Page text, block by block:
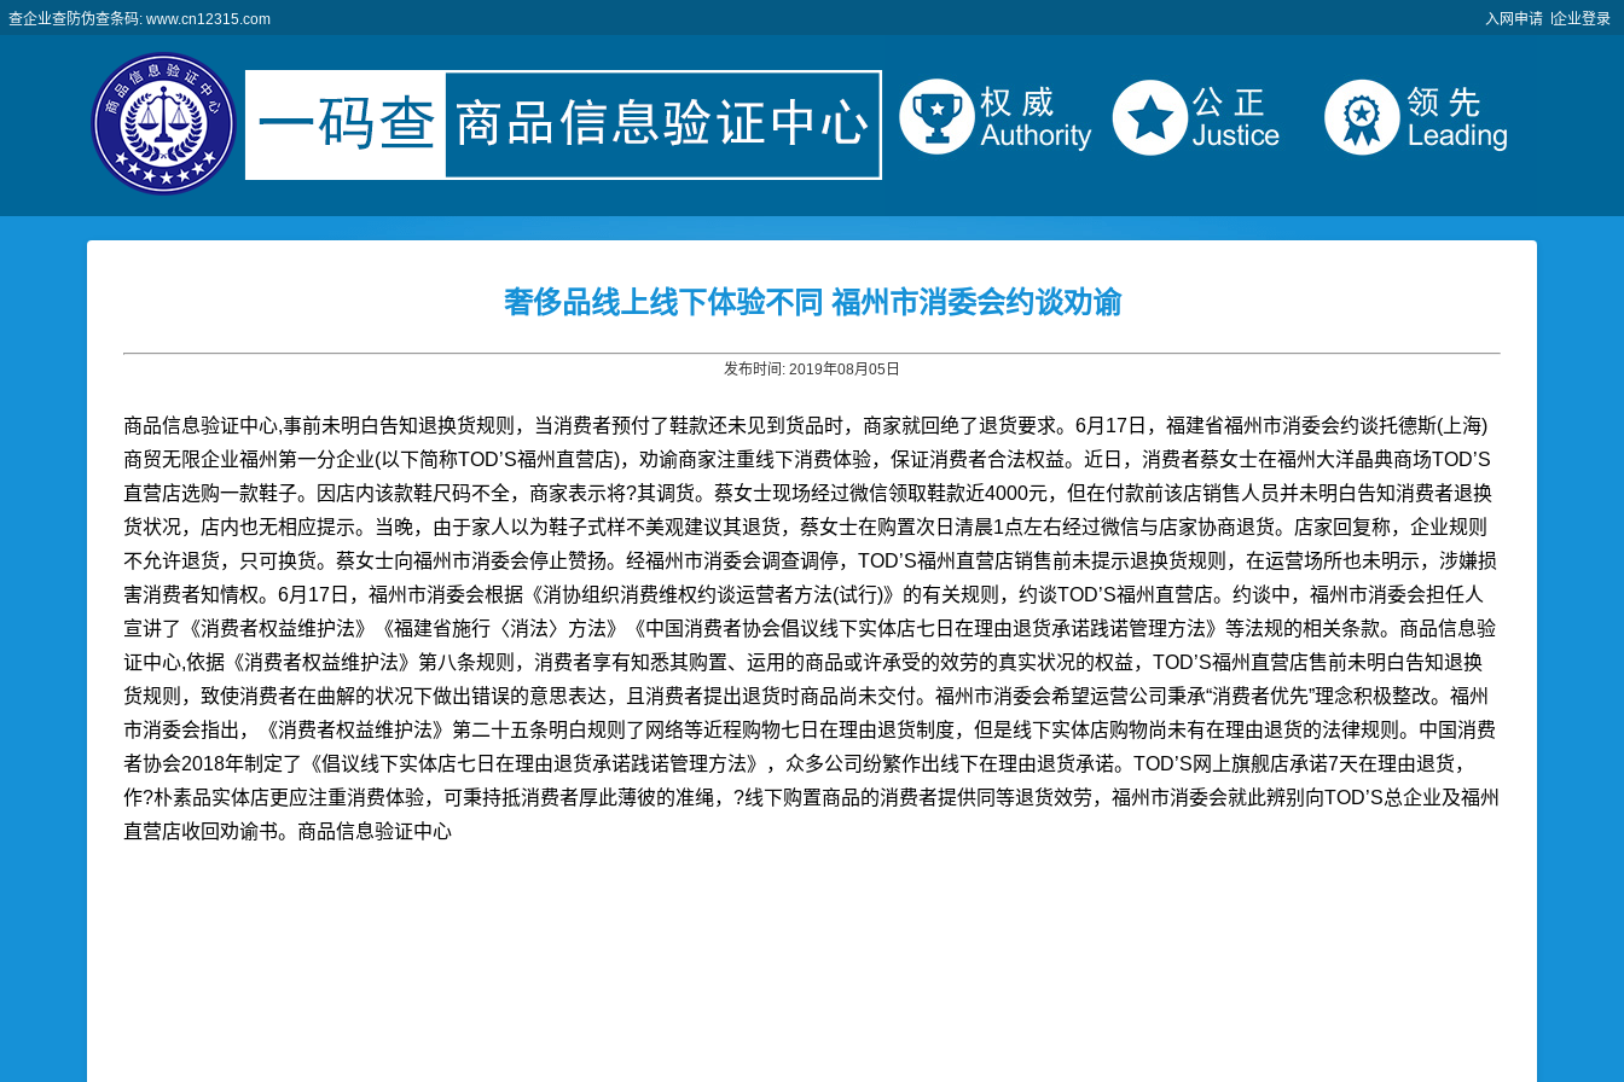
查企业查防伪查条码: www.cn12315.com 入网申请 企业登录
奢侈品线上线下体验不同 福州市消委会约谈劝谕
发布时间: 2019年08月05日
商品信息验证中心,事前未明白告知退换货规则，当消费者预付了鞋款还未见到货品时，商家就回绝了退货要求。6月17日，福建省福州市消委会约谈托德斯(上海)
商贸无限企业福州第一分企业(以下简称TOD’S福州直营店)，劝谕商家注重线下消费体验，保证消费者合法权益。近日，消费者蔡女士在福州大洋晶典商场TOD’S
直营店选购一款鞋子。因店内该款鞋尺码不全，商家表示将?其调货。蔡女士现场经过微信领取鞋款近4000元，但在付款前该店销售人员并未明白告知消费者退换
货状况，店内也无相应提示。当晚，由于家人以为鞋子式样不美观建议其退货，蔡女士在购置次日清晨1点左右经过微信与店家协商退货。店家回复称，企业规则
不允许退货，只可换货。蔡女士向福州市消委会停止赞扬。经福州市消委会调查调停，TOD’S福州直营店销售前未提示退换货规则，在运营场所也未明示，涉嫌损
害消费者知情权。6月17日，福州市消委会根据《消协组织消费维权约谈运营者方法(试行)》的有关规则，约谈TOD’S福州直营店。约谈中，福州市消委会担任人
宣讲了《消费者权益维护法》《福建省施行〈消法〉方法》《中国消费者协会倡议线下实体店七日在理由退货承诺践诺管理方法》等法规的相关条款。 商品信息验
证中心,依据《消费者权益维护法》第八条规则，消费者享有知悉其购置、运用的商品或许承受的效劳的真实状况的权益，TOD’S福州直营店售前未明白告知退换
货规则，致使消费者在曲解的状况下做出错误的意思表达，且消费者提出退货时商品尚未交付。福州市消委会希望运营公司秉承“消费者优先”理念积极整改。福州
市消委会指出，《消费者权益维护法》第二十五条明白规则了网络等近程购物七日在理由退货制度，但是线下实体店购物尚未有在理由退货的法律规则。中国消费
者协会2018年制定了《倡议线下实体店七日在理由退货承诺践诺管理方法》，众多公司纷繁作出线下在理由退货承诺。TOD’S网上旗舰店承诺7天在理由退货，
作?朴素品实体店更应注重消费体验，可秉持抵消费者厚此薄彼的准绳，?线下购置商品的消费者提供同等退货效劳，福州市消委会就此辨别向TOD’S总企业及福州
直营店收回劝谕书。 商品信息验证中心